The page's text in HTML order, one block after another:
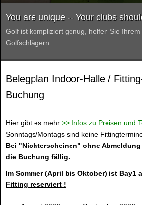
You are unique -- Your clubs
Golf ist kompliziert genug, helfen Sie
Golfschlägern.
Belegplan Indoor-Halle /
Buchung
Hier gibt es mehr >> Infos zu Preisen und
Sonntags/Montags sind keine
Bei "Nichterscheinen" ohne
die Buchung fällig.
Im Sommer (April bis Oktober) ist Bay1
Fitting reserviert !